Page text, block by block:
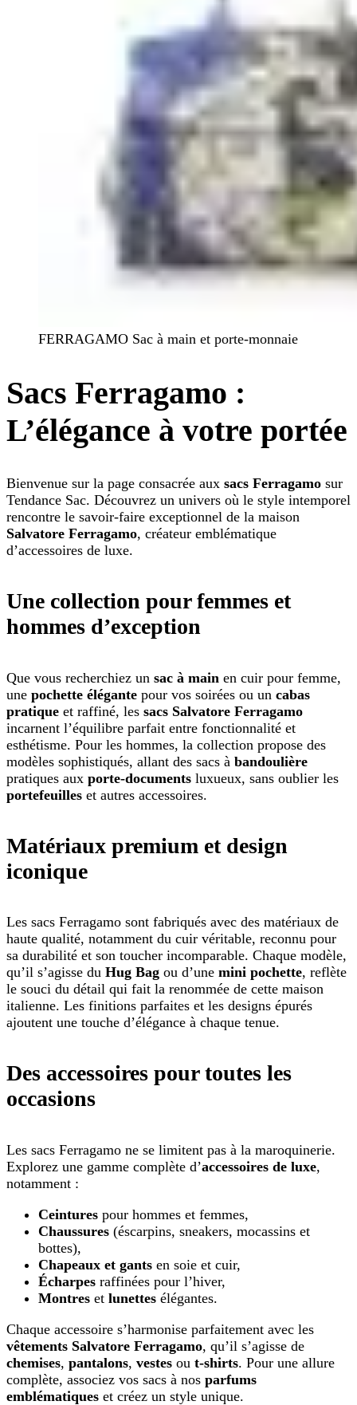
FERRAGAMO Sac à main et porte-monnaie
Sacs Ferragamo :
L’élégance à votre portée
Bienvenue sur la page consacrée aux sacs Ferragamo sur
Tendance Sac. Découvrez un univers où le style intemporel
rencontre le savoir-faire exceptionnel de la maison
Salvatore Ferragamo, créateur emblématique
d’accessoires de luxe.
Une collection pour femmes et
hommes d’exception
Que vous recherchiez un sac à main en cuir pour femme,
une pochette élégante pour vos soirées ou un cabas
pratique et raffiné, les sacs Salvatore Ferragamo
incarnent l’équilibre parfait entre fonctionnalité et
esthétisme. Pour les hommes, la collection propose des
modèles sophistiqués, allant des sacs à bandoulière
pratiques aux porte-documents luxueux, sans oublier les
portefeuilles et autres accessoires.
Matériaux premium et design
iconique
Les sacs Ferragamo sont fabriqués avec des matériaux de
haute qualité, notamment du cuir véritable, reconnu pour
sa durabilité et son toucher incomparable. Chaque modèle,
qu’il s’agisse du Hug Bag ou d’une mini pochette, reflète
le souci du détail qui fait la renommée de cette maison
italienne. Les finitions parfaites et les designs épurés
ajoutent une touche d’élégance à chaque tenue.
Des accessoires pour toutes les
occasions
Les sacs Ferragamo ne se limitent pas à la maroquinerie.
Explorez une gamme complète d’accessoires de luxe,
notamment :
Ceintures pour hommes et femmes,
Chaussures (éscarpins, sneakers, mocassins et
bottes),
Chapeaux et gants en soie et cuir,
Écharpes raffinées pour l’hiver,
Montres et lunettes élégantes.
Chaque accessoire s’harmonise parfaitement avec les
vêtements Salvatore Ferragamo, qu’il s’agisse de
chemises, pantalons, vestes ou t-shirts. Pour une allure
complète, associez vos sacs à nos parfums
emblématiques et créez un style unique.